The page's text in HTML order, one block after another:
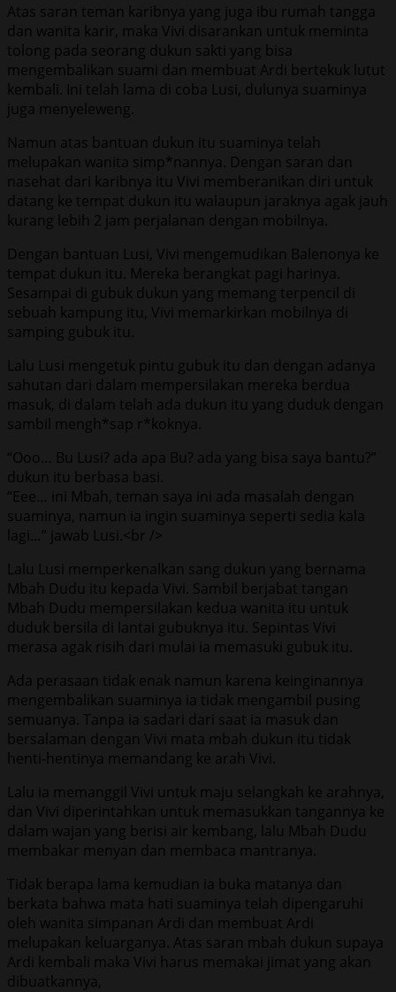
Atas saran teman karibnya yang juga ibu rumah tangga
dan wanita karir, maka Vivi disarankan untuk meminta
tolong pada seorang dukun sakti yang bisa
mengembalikan suami dan membuat Ardi bertekuk lutut
kembali. Ini telah lama di coba Lusi, dulunya suaminya
juga menyeleweng.
Namun atas bantuan dukun itu suaminya telah
melupakan wanita simp*nannya. Dengan saran dan
nasehat dari karibnya itu Vivi memberanikan diri untuk
datang ke tempat dukun itu walaupun jaraknya agak jauh
kurang lebih 2 jam perjalanan dengan mobilnya.
Dengan bantuan Lusi, Vivi mengemudikan Balenonya ke
tempat dukun itu. Mereka berangkat pagi harinya.
Sesampai di gubuk dukun yang memang terpencil di
sebuah kampung itu, Vivi memarkirkan mobilnya di
samping gubuk itu.
Lalu Lusi mengetuk pintu gubuk itu dan dengan adanya
sahutan dari dalam mempersilakan mereka berdua
masuk, di dalam telah ada dukun itu yang duduk dengan
sambil mengh*sap r*koknya.
“Ooo… Bu Lusi? ada apa Bu? ada yang bisa saya bantu?”
dukun itu berbasa basi.
“Eee… ini Mbah, teman saya ini ada masalah dengan
suaminya, namun ia ingin suaminya seperti sedia kala
lagi…” jawab Lusi.<br />
Lalu Lusi memperkenalkan sang dukun yang bernama
Mbah Dudu itu kepada Vivi. Sambil berjabat tangan
Mbah Dudu mempersilakan kedua wanita itu untuk
duduk bersila di lantai gubuknya itu. Sepintas Vivi
merasa agak risih dari mulai ia memasuki gubuk itu.
Ada perasaan tidak enak namun karena keinginannya
mengembalikan suaminya ia tidak mengambil pusing
semuanya. Tanpa ia sadari dari saat ia masuk dan
bersalaman dengan Vivi mata mbah dukun itu tidak
henti-hentinya memandang ke arah Vivi.
Lalu ia memanggil Vivi untuk maju selangkah ke arahnya,
dan Vivi diperintahkan untuk memasukkan tangannya ke
dalam wajan yang berisi air kembang, lalu Mbah Dudu
membakar menyan dan membaca mantranya.
Tidak berapa lama kemudian ia buka matanya dan
berkata bahwa mata hati suaminya telah dipengaruhi
oleh wanita simpanan Ardi dan membuat Ardi
melupakan keluarganya. Atas saran mbah dukun supaya
Ardi kembali maka Vivi harus memakai jimat yang akan
dibuatkannya,